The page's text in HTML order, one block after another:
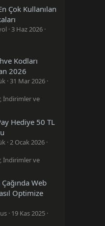
Çok Kullanılan
3 Haz 2026
Kodları
2026
31 Mar 2026
İndirimler ve
Hediye 50 TL
2 Ocak 2026
İndirimler ve
Web
Optimize
19 Kas 2025